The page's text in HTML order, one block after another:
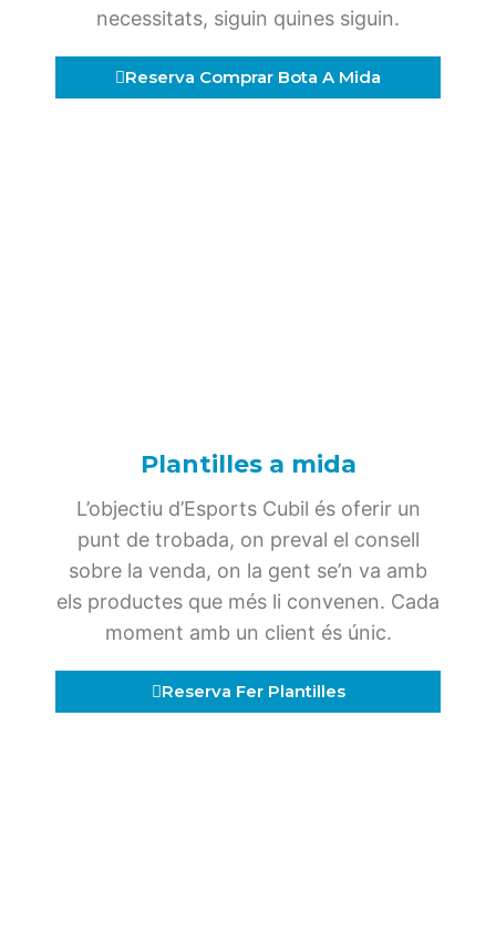
necessitats, siguin quines siguin.
Reserva Comprar Bota A Mida
Plantilles a mida
L’objectiu d’Esports Cubil és oferir un
punt de trobada, on preval el consell
sobre la venda, on la gent se’n va amb
els productes que més li convenen. Cada
moment amb un client és únic.
Reserva Fer Plantilles